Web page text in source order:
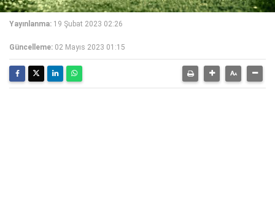
Yayınlanma: 19 Şubat 2023 02:26
Güncelleme: 02 Mayıs 2023 01:15